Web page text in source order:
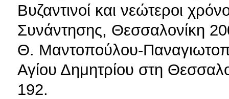
Βυζαντινοί και νεώτεροι
Συνάντησης, Θεσσαλονίκη
Θ. Μαντοπούλου-
Αγίου Δημητρίου στη
192.